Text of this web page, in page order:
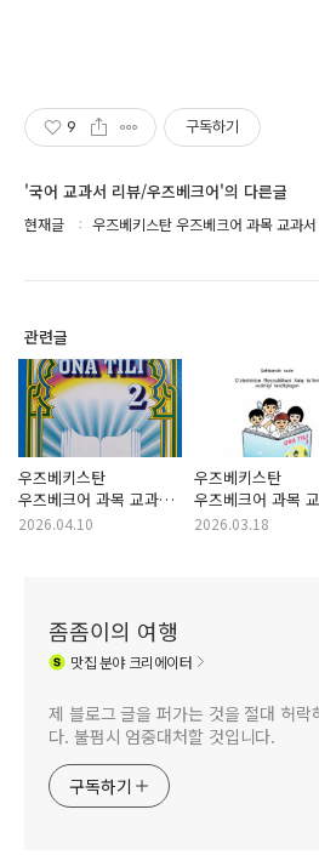
9 구독하기
'국어 교과서 리뷰/우즈베크어'의 다른글
현재글 우즈베키스탄 우즈베크어 과목 교과
관련글
우즈베키스탄
우즈베크어 과목 교과서
2010년 2학년 국어책
2026.04.10
우즈베키스탄
우즈베크어 과목
2012년 1학년 2학기
2026.03.18
좀좀이의 여행
맛집분야 크리에이터
제 블로그 글을 퍼가는 것을 절대 허락
다. 불펌시 엄중대처할 것입니다.
구독하기